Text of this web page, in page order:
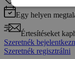
Egy helyen
Értesítéseket
Szeretnék
Szeretnék regisztrálni